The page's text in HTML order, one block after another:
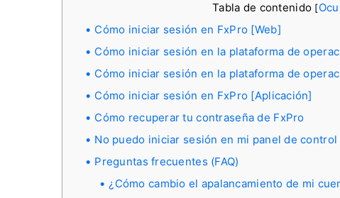
Tabla de contenido [
Cómo iniciar sesión en FxPro [Web]
Cómo iniciar sesión en la plataforma de
Cómo iniciar sesión en la plataforma de
Cómo iniciar sesión en FxPro [Aplicación]
Cómo recuperar tu contraseña de FxPro
No puedo iniciar sesión en mi panel de control
Preguntas frecuentes (FAQ)
¿Cómo cambio el apalancamiento de mi